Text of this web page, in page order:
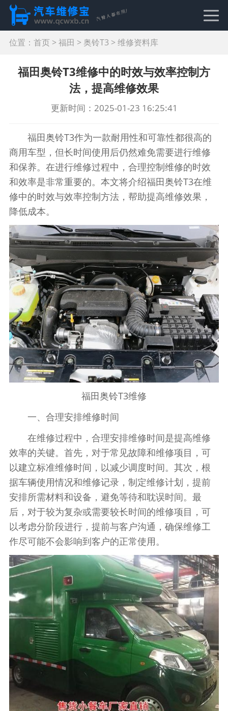
位置： 首页> 福田 > 奥铃T3 > 维修资料库
福田奥铃T3维修中的时效与效率控制方
法，提高维修效果
更新时间：2025-01-23 16:25:41
福田奥铃T3作为一款耐用性和可靠性都很高的
商用车型，但长时间使用后仍然难免需要进行维修
和保养。在进行维修过程中，合理控制维修的时效
和效率是非常重要的。本文将介绍福田奥铃T3在维
修中的时效与效率控制方法，帮助提高维修效果，
降低成本。
福田奥铃T3维修
一、合理安排维修时间
在维修过程中，合理安排维修时间是提高维修
效率的关键。首先，对于常见故障和维修项目，可
以建立标准维修时间，以减少调度时间。其次，根
据车辆使用情况和维修记录，制定维修计划，提前
安排所需材料和设备，避免等待和耽误时间。最
后，对于较为复杂或需要较长时间的维修项目，可
以考虑分阶段进行，提前与客户沟通，确保维修工
作尽可能不会影响到客户的正常使用。